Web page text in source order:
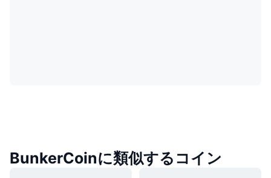
BunkerCoinに類似するコイン